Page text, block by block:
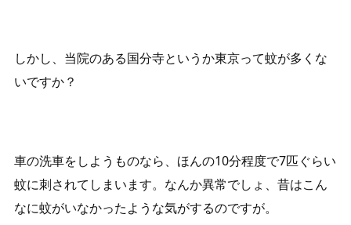
しかし、当院のある国分寺というか東京って蚊が多くな
いですか？
車の洗車をしようものなら、ほんの10分程度で7匹ぐらい
蚊に刺されてしまいます。なんか異常でしょ、昔はこん
なに蚊がいなかったような気がするのですが。